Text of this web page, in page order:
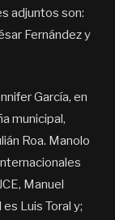
adjuntos son:
Fernández y
García, en
municipal,
Roa. Manolo
Manuel
Luis Toral y;